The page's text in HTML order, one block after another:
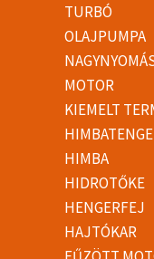
TURBÓ
OLAJPUMPA
MOTOR
KIEMELT
HIMBA
HIDROTŐKE
HENGERFEJ
HAJTÓKAR